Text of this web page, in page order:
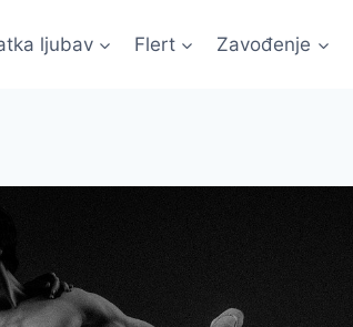
ljubav Flert Zavođenje